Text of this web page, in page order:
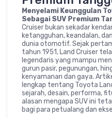
Menyelami Keunggulan
Sebagai SUV Premium
Cruiser bukan sekadar
ketangguhan, keandalan,
dunia otomotif. Sejak
tahun 1951, Land Cruiser
legendaris yang mampu
gurun pasir, pegunungan,
kenyamanan dan gaya.
lengkap tentang Toyota
sejarah, desain, performa,
alasan mengapa SUV ini
bagi para petualang dan